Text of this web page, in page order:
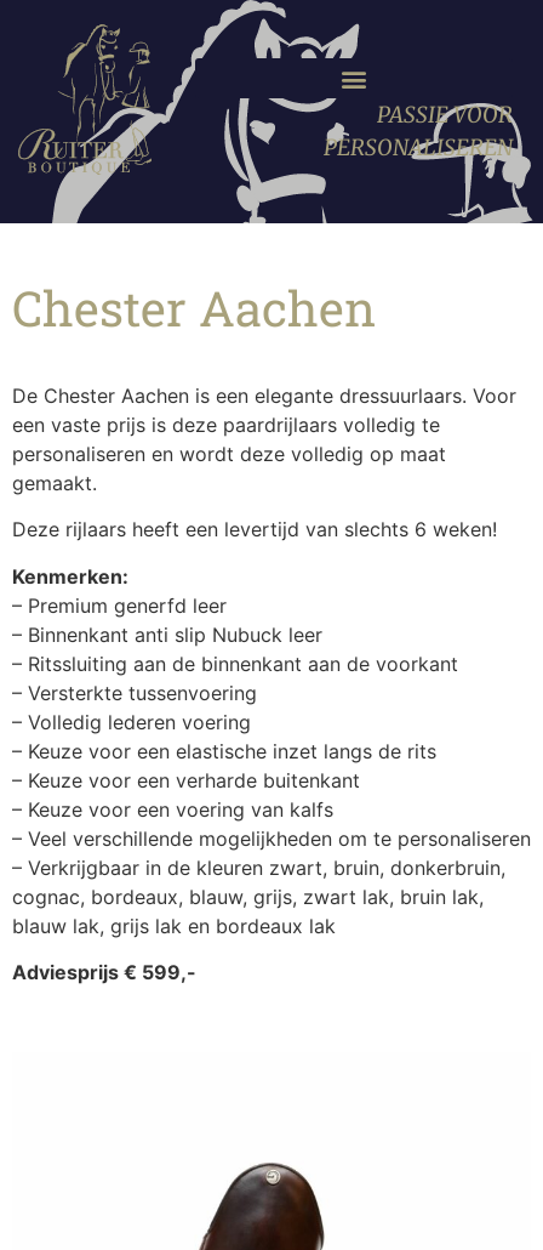
PASSIE VOOR
PERSONALISEREN
Chester Aachen
De Chester Aachen is een elegante dressuurlaars. Voor
een vaste prijs is deze paardrijlaars volledig te
personaliseren en wordt deze volledig op maat
gemaakt.
Deze rijlaars heeft een levertijd van slechts 6 weken!
Kenmerken:
– Premium generfd leer
– Binnenkant anti slip Nubuck leer
– Ritssluiting aan de binnenkant aan de voorkant
– Versterkte tussenvoering
– Volledig lederen voering
– Keuze voor een elastische inzet langs de rits
– Keuze voor een verharde buitenkant
– Keuze voor een voering van kalfs
– Veel verschillende mogelijkheden om te personaliseren
– Verkrijgbaar in de kleuren zwart, bruin, donkerbruin,
cognac, bordeaux, blauw, grijs, zwart lak, bruin lak,
blauw lak, grijs lak en bordeaux lak
Adviesprijs € 599,-